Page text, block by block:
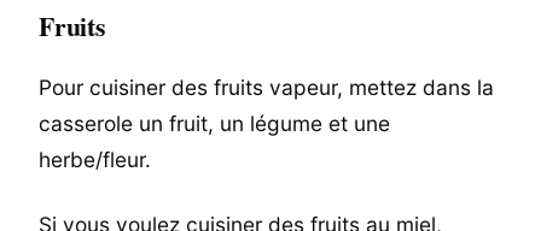
Fruits
Pour cuisiner des fruits vapeur, mettez dans la
casserole un fruit, un légume et une
herbe/fleur.
Si vous voulez cuisiner des fruits au miel,